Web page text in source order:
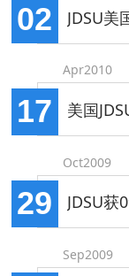
02
Apr2010
17
Oct2009
29
Sep2009